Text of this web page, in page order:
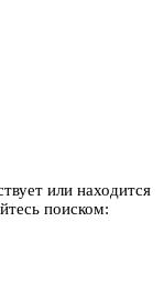
или находится
поиском: